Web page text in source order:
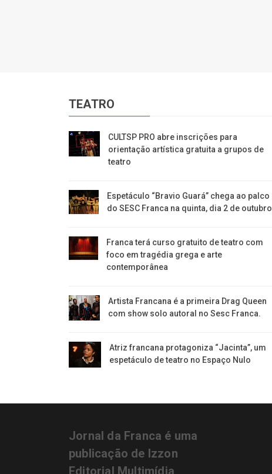
TEATRO
CULTSP PRO abre inscrições para
orientação artística gratuita a grupos de
teatro
Espetáculo “Bravio Guará” chega ao palco
do SESC Franca na quinta, dia 2 de outubro
Franca terá curso gratuito de teatro com
foco em tragédia grega e arte
contemporânea
Artista Francana é a primeira Drag Queen
com show solo autoral no Sesc Franca.
Atriz francana protagoniza “Jacinta”, um
espetáculo de teatro no Espaço Nulo
Jornal da Franca é uma
publicação de Izzon
Editorial Multimídia